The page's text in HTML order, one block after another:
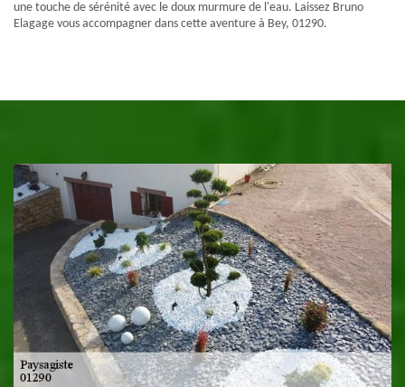
une touche de sérénité avec le doux murmure de l'eau. Laissez Bruno
Elagage vous accompagner dans cette aventure à Bey, 01290.